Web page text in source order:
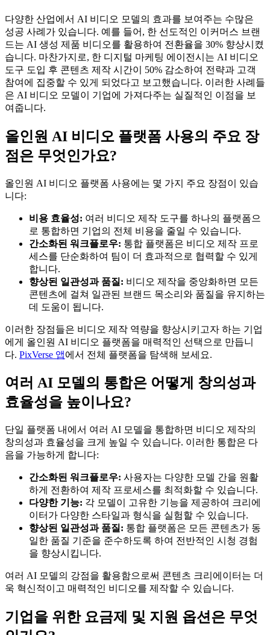
다양한 산업에서 AI 비디오 모델의 효과를 보여주는 수많은
성공 사례가 있습니다. 예를 들어, 한 선도적인 이커머스 브랜
드는 AI 생성 제품 비디오를 활용하여 전환율을 30% 향상시켰
습니다. 마찬가지로, 한 디지털 마케팅 에이전시는 AI 비디오
도구 도입 후 콘텐츠 제작 시간이 50% 감소하여 전략과 고객
참여에 집중할 수 있게 되었다고 보고했습니다. 이러한 사례들
은 AI 비디오 모델이 기업에 가져다주는 실질적인 이점을 보
여줍니다.
올인원 AI 비디오 플랫폼 사용의 주요 장
점은 무엇인가요?
올인원 AI 비디오 플랫폼 사용에는 몇 가지 주요 장점이 있습
니다:
비용 효율성: 여러 비디오 제작 도구를 하나의 플랫폼으
로 통합하면 기업의 전체 비용을 줄일 수 있습니다.
간소화된 워크플로우: 통합 플랫폼은 비디오 제작 프로
세스를 단순화하여 팀이 더 효과적으로 협력할 수 있게
합니다.
향상된 일관성과 품질: 비디오 제작을 중앙화하면 모든
콘텐츠에 걸쳐 일관된 브랜드 목소리와 품질을 유지하는
데 도움이 됩니다.
이러한 장점들은 비디오 제작 역량을 향상시키고자 하는 기업
에게 올인원 AI 비디오 플랫폼을 매력적인 선택으로 만듭니
다. PixVerse 앱에서 전체 플랫폼을 탐색해 보세요.
여러 AI 모델의 통합은 어떻게 창의성과
효율성을 높이나요?
단일 플랫폼 내에서 여러 AI 모델을 통합하면 비디오 제작의
창의성과 효율성을 크게 높일 수 있습니다. 이러한 통합은 다
음을 가능하게 합니다:
간소화된 워크플로우: 사용자는 다양한 모델 간을 원활
하게 전환하여 제작 프로세스를 최적화할 수 있습니다.
다양한 기능: 각 모델이 고유한 기능을 제공하여 크리에
이터가 다양한 스타일과 형식을 실험할 수 있습니다.
향상된 일관성과 품질: 통합 플랫폼은 모든 콘텐츠가 동
일한 품질 기준을 준수하도록 하여 전반적인 시청 경험
을 향상시킵니다.
여러 AI 모델의 강점을 활용함으로써 콘텐츠 크리에이터는 더
욱 혁신적이고 매력적인 비디오를 제작할 수 있습니다.
기업을 위한 요금제 및 지원 옵션은 무엇